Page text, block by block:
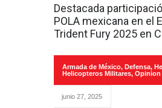
Destacada
POLA mexicana en el
Trident Fury 2025 en
Armada de México, Defensa,
Helicopteros Militares, Opinion
junio 27, 2025